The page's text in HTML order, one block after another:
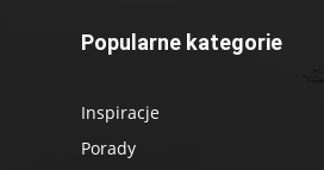
Popularne kategorie
Inspiracje
Porady